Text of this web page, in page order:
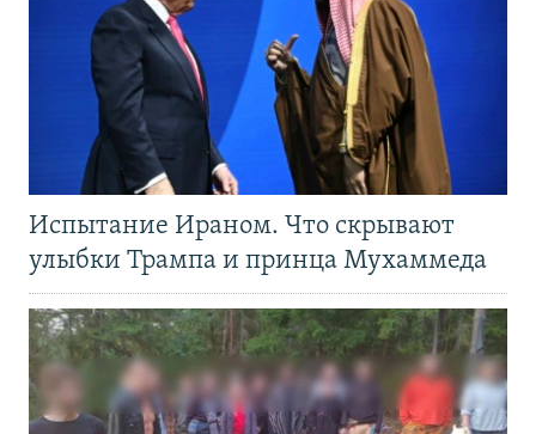
Испытание Ираном. Что скрывают
улыбки Трампа и принца Мухаммеда